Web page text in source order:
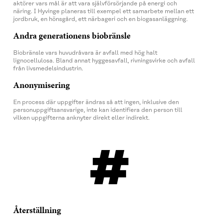
aktörer vars mål är att vara självförsörjande på energi och
näring. I Hyvinge planeras till exempel ett samarbete mellan ett
jordbruk, en hönsgård, ett närbageri och en biogasanläggning.
Andra generationens biobränsle
Biobränsle vars huvudråvara är avfall med hög halt
lignocellulosa. Bland annat hyggesavfall, rivningsvirke och avfall
från livsmedelsindustrin.
Anonymisering
En process där uppgifter ändras så att ingen, inklusive den
personuppgiftsansvarige, inte kan identifiera den person till
vilken uppgifterna anknyter direkt eller indirekt.
#
Återställning